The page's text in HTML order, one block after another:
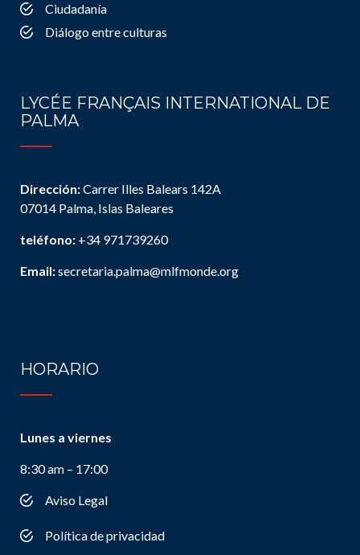
Ciudadanía
Diálogo entre culturas
LYCÉE FRANÇAIS INTERNATIONAL DE
PALMA
Dirección:Carrer Illes Balears 142A
07014 Palma, Islas Baleares
teléfono: +34 971739260
Email:secretaria.palma@mlfmonde.org
HORARIO
Lunes a viernes
8:30 am – 17:00
Aviso Legal
Política de privacidad